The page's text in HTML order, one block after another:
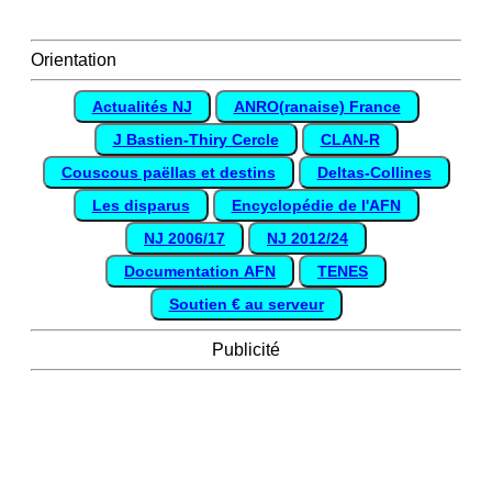
Orientation
Actualités NJ
ANRO(ranaise) France
J Bastien-Thiry Cercle
CLAN-R
Couscous paëllas et destins
Deltas-Collines
Les disparus
Encyclopédie de l'AFN
NJ 2006/17
NJ 2012/24
Documentation AFN
TENES
Soutien € au serveur
Publicité